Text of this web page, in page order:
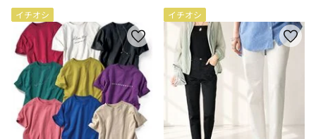
イチオシ イチオシ